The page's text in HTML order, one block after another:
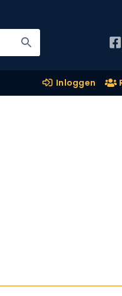
Inloggen